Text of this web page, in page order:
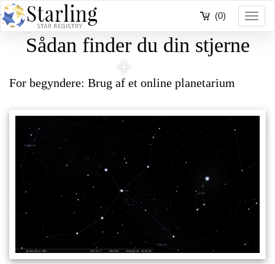
(0)
Sådan finder du din stjerne
For begyndere: Brug af et online planetarium